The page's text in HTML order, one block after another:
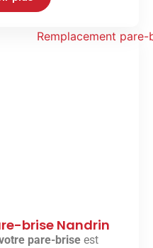
brise Nandrin
pare-briseest